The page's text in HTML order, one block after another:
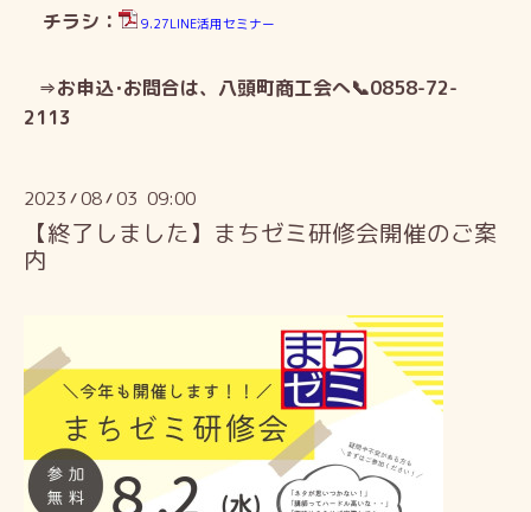
チラシ： 9.27LINE活用セミナー
⇒お申込･お問合は、八頭町商工会へ📞0858-72-
2113
2023 /08/03 09:00
【終了しました】まちゼミ研修会開催のご案
内